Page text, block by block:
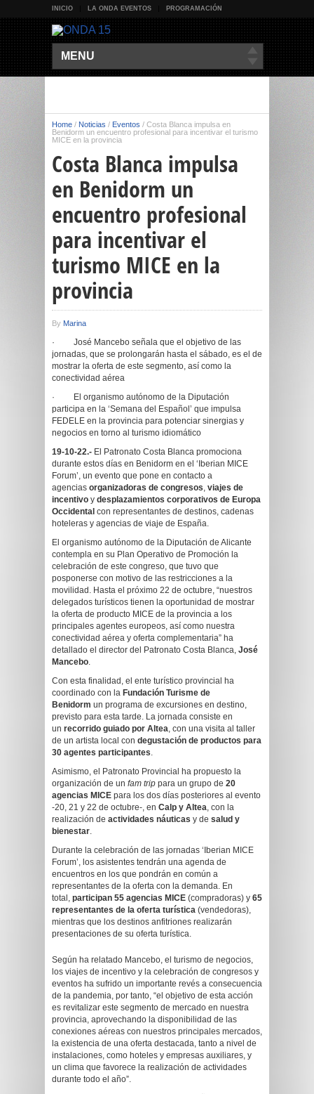
INICIO LA ONDA EVENTOS PROGRAMACIÓN
MENU
Home / Noticias / Eventos / Costa Blanca impulsa en
Benidorm un encuentro profesional para incentivar el turismo
MICE en la provincia
Costa Blanca impulsa
en Benidorm un
encuentro profesional
para incentivar el
turismo MICE en la
provincia
By Marina
· José Mancebo señala que el objetivo de las
jornadas, que se prolongarán hasta el sábado, es el de
mostrar la oferta de este segmento, así como la
conectividad aérea
· El organismo autónomo de la Diputación
participa en la ‘Semana del Español’ que impulsa
FEDELE en la provincia para potenciar sinergias y
negocios en torno al turismo idiomático
19-10-22.- El Patronato Costa Blanca promociona
durante estos días en Benidorm en el ‘Iberian MICE
Forum’, un evento que pone en contacto a
agencias organizadoras de congresos, viajes de
incentivo y desplazamientos corporativos de Europa
Occidental con representantes de destinos, cadenas
hoteleras y agencias de viaje de España.
El organismo autónomo de la Diputación de Alicante
contempla en su Plan Operativo de Promoción la
celebración de este congreso, que tuvo que
posponerse con motivo de las restricciones a la
movilidad. Hasta el próximo 22 de octubre, “nuestros
delegados turísticos tienen la oportunidad de mostrar
la oferta de producto MICE de la provincia a los
principales agentes europeos, así como nuestra
conectividad aérea y oferta complementaria” ha
detallado el director del Patronato Costa Blanca, José
Mancebo.
Con esta finalidad, el ente turístico provincial ha
coordinado con la Fundación Turisme de
Benidorm un programa de excursiones en destino,
previsto para esta tarde. La jornada consiste en
un recorrido guiado por Altea, con una visita al taller
de un artista local con degustación de productos para
30 agentes participantes.
Asimismo, el Patronato Provincial ha propuesto la
organización de un fam trip para un grupo de 20
agencias MICE para los dos días posteriores al evento
-20, 21 y 22 de octubre-, en Calp y Altea, con la
realización de actividades náuticas y de salud y
bienestar.
Durante la celebración de las jornadas ‘Iberian MICE
Forum’, los asistentes tendrán una agenda de
encuentros en los que pondrán en común a
representantes de la oferta con la demanda. En
total, participan 55 agencias MICE (compradoras) y 65
representantes de la oferta turística (vendedoras),
mientras que los destinos anfitriones realizarán
presentaciones de su oferta turística.
Según ha relatado Mancebo, el turismo de negocios,
los viajes de incentivo y la celebración de congresos y
eventos ha sufrido un importante revés a consecuencia
de la pandemia, por tanto, “el objetivo de esta acción
es revitalizar este segmento de mercado en nuestra
provincia, aprovechando la disponibilidad de las
conexiones aéreas con nuestros principales mercados,
la existencia de una oferta destacada, tanto a nivel de
instalaciones, como hoteles y empresas auxiliares, y
un clima que favorece la realización de actividades
durante todo el año”.